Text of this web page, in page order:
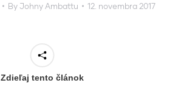
By Johny Ambattu 12. novembra 2017
Zdieľaj tento článok